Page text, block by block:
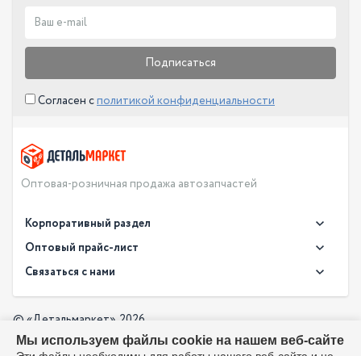
Подписаться
Согласен сполитикой конфиденциальности
Оптовая-розничная продажа автозапчастей
Корпоративный раздел
Новости
О компании
Доставка
Оптовый прайс-лист
Оплата
Производители
Оптовый прайс-лист
Скачать прайс в PDF
Связаться с нами
© «Детальмаркет», 2026
Разработка:
Мы используем файлы cookie на нашем веб-сайте